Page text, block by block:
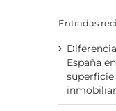
Entradas
España